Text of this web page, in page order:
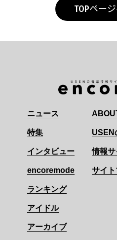
TOPペー
ニュース
特集
インタビュー
encoremode
ランキング
アイドル
アーカイブ
USEN
情報サ
サイ